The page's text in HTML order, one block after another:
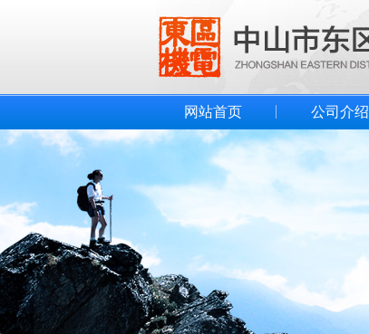
网站首页 公司介绍